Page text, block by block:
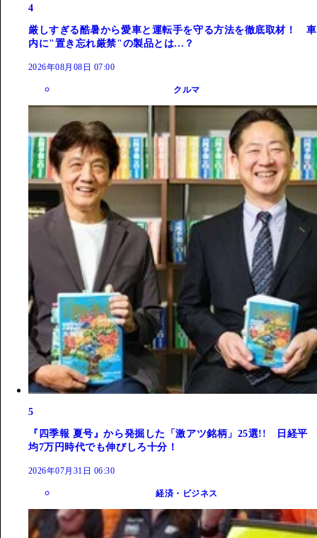
4
厳しすぎる酷暑から愛車と運転手を守る方法を徹底取材！ 車
内に"置き忘れ厳禁"の製品とは...？
2026年08月08日 07:00
クルマ
5
『四季報 夏号』から発掘した「激アツ銘柄」25選!! 日経平
均7万円時代でも伸びしろ十分！
2026年07月31日 06:30
経済・ビジネス